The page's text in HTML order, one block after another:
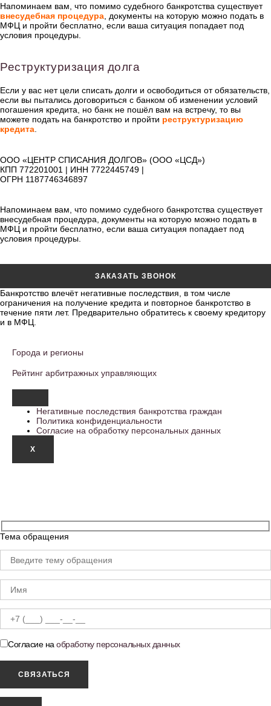
Напоминаем вам, что помимо судебного банкротства существует
внесудебная процедура , документы на которую можно подать в
МФЦ и пройти бесплатно, если ваша ситуация попадает под
условия процедуры.
Реструктуризация долга
Если у вас нет цели списать долги и освободиться от обязательств,
если вы пытались договориться с банком об изменении условий
погашения кредита, но банк не пошёл вам на встречу, то вы
можете подать на банкротство и пройти реструктуризацию
кредита.
ООО «ЦЕНТР СПИСАНИЯ ДОЛГОВ» (ООО «ЦСД»)
КПП 772201001 | ИНН 7722445749 |
ОГРН 1187746346897
Напоминаем вам, что помимо судебного банкротства существует
внесудебная процедура, документы на которую можно подать в
МФЦ и пройти бесплатно, если ваша ситуация попадает под
условия процедуры.
ЗАКАЗАТЬ ЗВОНОК
Банкротство влечёт негативные последствия, в том числе
ограничения на получение кредита и повторное банкротство в
течение пяти лет. Предварительно обратитесь к своему кредитору
и в МФЦ.
Города и регионы
Рейтинг арбитражных управляющих
Негативные последствия банкротства граждан
Политика конфиденциальности
Согласие на обработку персональных данных
X
Тема обращения
Согласие наобработку персональных данных